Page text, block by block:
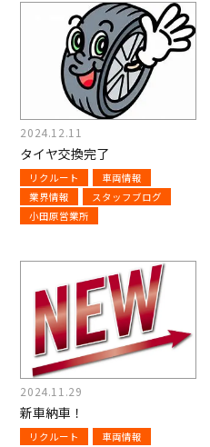
2024.12.11
タイヤ交換完了
リクルート
車両情報
業界情報
スタッフブログ
小田原営業所
2024.11.29
新車納車！
リクルート
車両情報